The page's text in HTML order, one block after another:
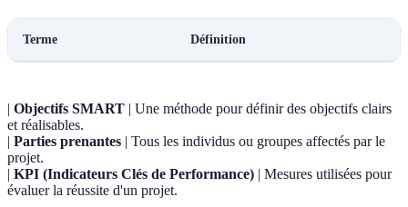
Terme Définition
| Objectifs SMART | Une méthode pour définir des objectifs clairs
et réalisables.
| Parties prenantes | Tous les individus ou groupes affectés par le
projet.
| KPI (Indicateurs Clés de Performance) | Mesures utilisées pour
évaluer la réussite d'un projet.